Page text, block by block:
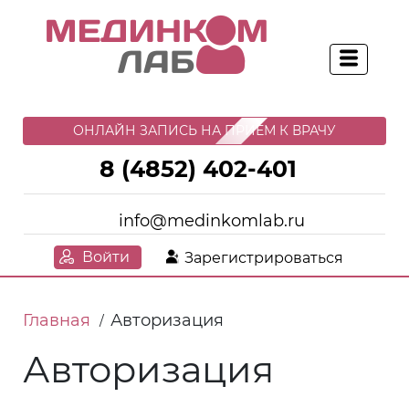
ОНЛАЙН ЗАПИСЬ НА ПРИЕМ К ВРАЧУ
8 (4852) 402-401
info@medinkomlab.ru
Войти Зарегистрироваться
Главная / Авторизация
Авторизация